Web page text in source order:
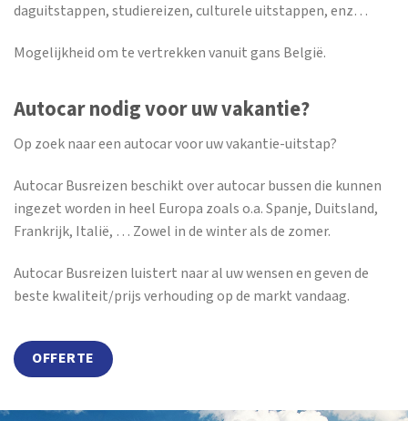
daguitstappen, studiereizen, culturele uitstappen, enz…
Mogelijkheid om te vertrekken vanuit gans België.
Autocar nodig voor uw vakantie?
Op zoek naar een autocar voor uw vakantie-uitstap?
Autocar Busreizen beschikt over autocar bussen die kunnen
ingezet worden in heel Europa zoals o.a. Spanje, Duitsland,
Frankrijk, Italië, … Zowel in de winter als de zomer.
Autocar Busreizen luistert naar al uw wensen en geven de
beste kwaliteit/prijs verhouding op de markt vandaag.
OFFERTE